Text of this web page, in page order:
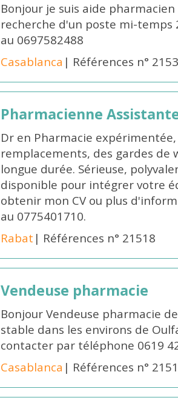
Bonjour je suis aide
recherche d'un poste mi-temps
au 0697582488
Casablanca | Références n°
Pharmacienne
Dr en Pharmacie
remplacements, des gardes de
longue durée. Sérieuse,
disponible pour intégrer votre
obtenir mon CV ou plus
au 0775401710.
Rabat | Références n° 21518
Vendeuse pharmacie
Bonjour Vendeuse pharmacie
stable dans les environs de
contacter par téléphone 0619
Casablanca | Références n°